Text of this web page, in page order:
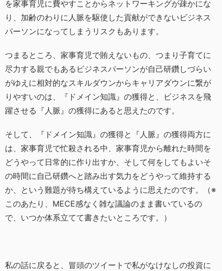
を家事育児に費やすことからネットワーキングが疎かにな
り、加齢のわりに人脈を駆使した貢献ができないビジネス
パーソンになってしまうリスクもあります。
つまるところ、家事育児で賄えないもの、つまり子育てに
尽力する親でもあるビジネスパーソンが自己研鑽しづらい
がゆえに相対的なスキルダウンからキャリアダウンに繋が
りやすいのは、『ドメイン知識』の獲得と、ビジネスを飛
躍させる『人脈』の獲得にあると思えたのです。
そして、『ドメイン知識』の獲得と『人脈』の獲得両方に
は、家事育児で忙殺される中、家事育児から離れた時間を
どうやって日常的に作り出すか、そして何をしてもよいそ
の時間に自己研鑽へと踏み出す気力をどうやって維持する
か、という難題が待ち構えているように思えたのです。（※
このあたり、MECE感なく雑な議論のまま書いているの
で、いつか体系立てて書きたいところです。）
私の話に戻ると、冒頭のツイートで私がなけなしの投資に